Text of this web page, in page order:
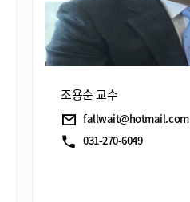
조용순 교수
fallwait@hotmail.com
031-270-6049